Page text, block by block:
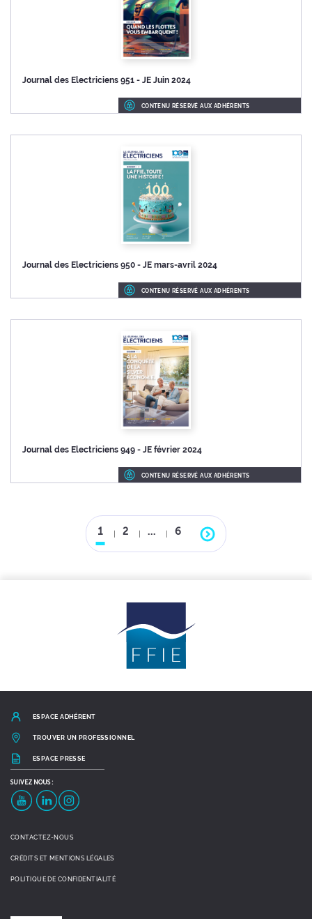
Journal des Electriciens 951 - JE Juin 2024
CONTENU RÉSERVÉ AUX ADHÉRENTS
Journal des Electriciens 950 - JE mars-avril 2024
CONTENU RÉSERVÉ AUX ADHÉRENTS
Journal des Electriciens 949 - JE février 2024
CONTENU RÉSERVÉ AUX ADHÉRENTS
1 2 … 6
ESPACE ADHÉRENT
TROUVER UN PROFESSIONNEL
ESPACE PRESSE
SUIVEZ NOUS :
CONTACTEZ-NOUS
CRÉDITS ET MENTIONS LÉGALES
POLITIQUE DE CONFIDENTIALITÉ